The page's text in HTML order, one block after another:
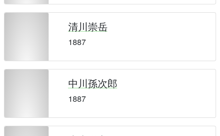
清川崇岳
1887
中川孫次郎
1887